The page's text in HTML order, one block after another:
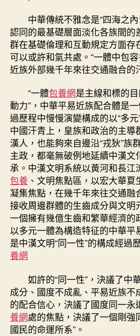
中華傳統不雅念是“四海之內
認同的最基礎層面淡化各族間的
群在基礎倫理和互動規定方面存
可以或許和氣共處。“一體中包
近族外部幾千年來往交通融合的
“一體包養網是主線和標的
動力”，中華平易近族配合體是
過歷程中慢慢演變構成的以“多元
中國汗青上，皇族和政治的主導
漢人，也能夠來自邊沿“戎狄”族
主政，都毫無破例地延續中漢文
承。中漢文明系統以黃河和長江
包養 、文明焦點區，以宏大華
凝集焦點，在幾千年來往交通融
接收周邊群體的生齒成分與文明
一個擁有幾億生齒和繁華經濟的
以多元一體為構造特征的中華平
是中漢文明“同一性”的構成經過
養網
如許的“同一性”，決議了中
成分、國度不成亂、平易近族不
的配合信心，決議了國度同一永
養網處的焦點，決議了一個剛強
國民的命運所系”。